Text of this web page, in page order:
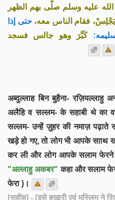
عليه وسلم صلَّى بهم الظهر
يَجْلِسْ، فقام الناس معه، حتى إذا
كَبَّرَ وهو جالس فسجد
अब्दुल्लाह बिन बुहैना-
अलैहि व सल्लम- के सहाबी थे का
सल्लम- उन्हें ज़ुहर की नमाज़ पढ़ाते
खड़े हो गए, तो लोग भी आपके सााथ
कर ली और लोग आपके सलाम फेरने
"अल्लाहु अकबर" कहा और सलाम
फेरा )।
[सह़ीह़] - [इसे बुख़ारी एवं मुस्लिम ने